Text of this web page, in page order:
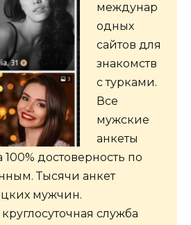
междунар
одных
сайтов для
знакомств
с турками.
Все
мужские
анкеты
достоверность по
Тысячи анкет
мужчин.
служба